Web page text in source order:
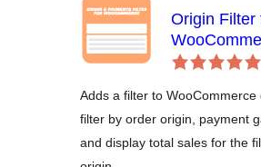
Origin Filter
Adds a filter to WooCommerce
filter by order origin, payment
and display total sales for the